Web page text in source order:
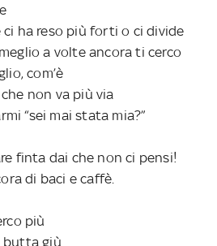
ha reso più forti o ci divide
a volte ancora ti cerco
com’è
non va più via
“sei mai stata mia?”
finta dai che non ci pensi!
di baci e caffè.
più
butta giù